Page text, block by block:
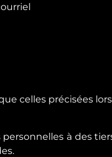
celles précisées
à des